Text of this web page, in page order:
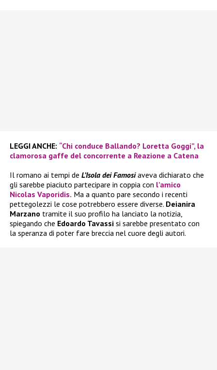
LEGGI ANCHE: “Chi conduce Ballando? Loretta Goggi”, la
clamorosa gaffe del concorrente a Reazione a Catena
Il romano ai tempi de L’Isola dei Famosiaveva dichiarato che
gli sarebbe piaciuto partecipare in coppia con l’amico
Nicolas Vaporidis. Ma a quanto pare secondo i recenti
pettegolezzi le cose potrebbero essere diverse. Deianira
Marzano tramite il suo profilo ha lanciato la notizia,
spiegando che Edoardo Tavassi si sarebbe presentato con
la speranza di poter fare breccia nel cuore degli autori.